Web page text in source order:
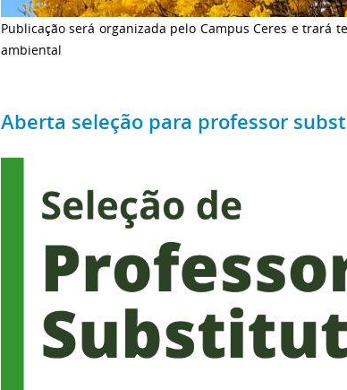
Publicação será organizada pelo Campus Ceres e trará
ambiental
Aberta seleção para professor